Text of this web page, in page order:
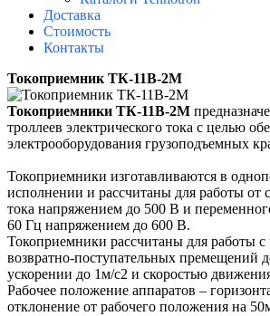
Доставка
Стоимость
Контакты
Токоприемник ТК-11В-2М
Токоприемники ТК-11В-2М
троллеев электрического тока с целью
электрооборудования грузоподъемных
Токоприемники изготавливаются в
исполнении и рассчитаны для работы от
тока напряжением до 500 В и
60 Гц напряжением до 600 В.
Токоприемники рассчитаны для работы с
возвратно-поступательных премещений
ускорении до 1м/с2 и скоростью
Рабочее положение аппаратов –
отклонение от рабочего положения на